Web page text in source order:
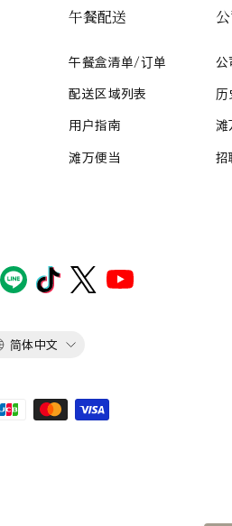
午餐配送
午餐盒清单/订单
配送区域列表
用户指南
滩万便当
公
历
滩
招
简体中文